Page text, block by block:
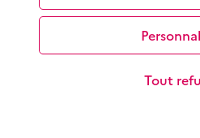
Écrire pour informer :
Tout